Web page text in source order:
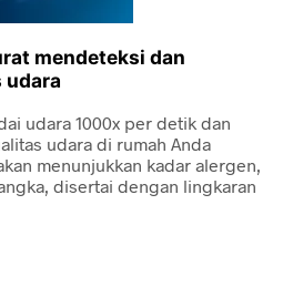
mendeteksi dan
udara
udara 1000x per detik dan
udara di rumah Anda
menunjukkan kadar alergen,
disertai dengan lingkaran